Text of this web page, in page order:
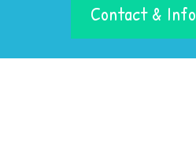
Contact & Info